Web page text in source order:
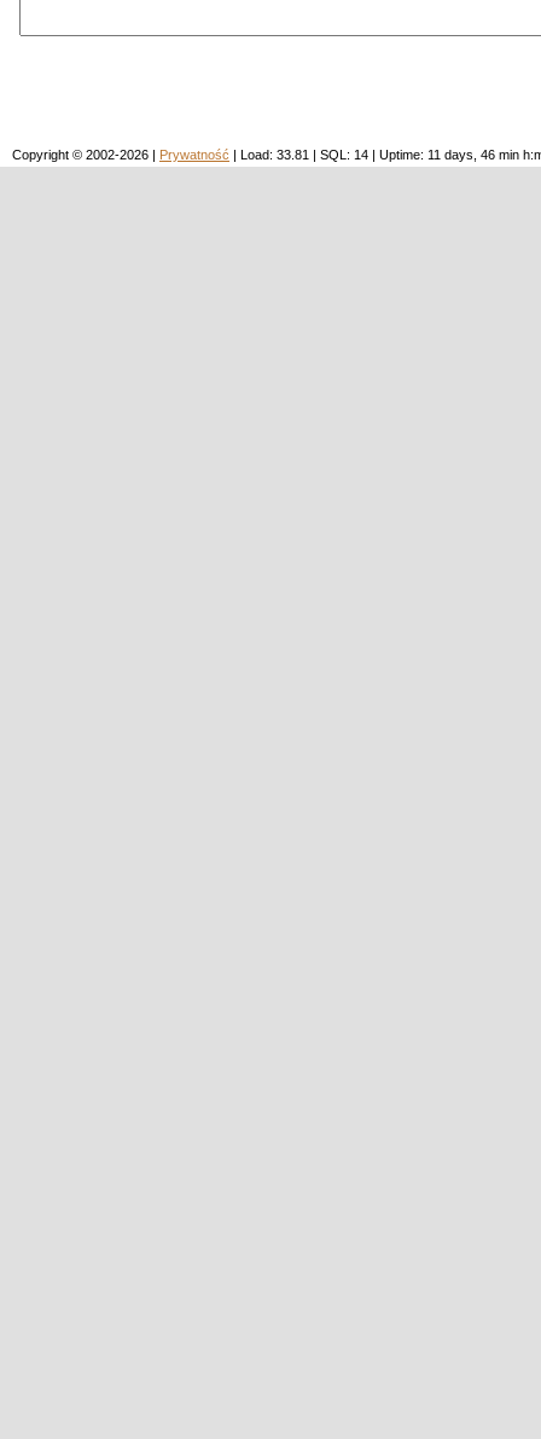
Copyright © 2002-2026 | Prywatność | Load: 33.81 | SQL: 14 | Uptime: 11 days, 46 min